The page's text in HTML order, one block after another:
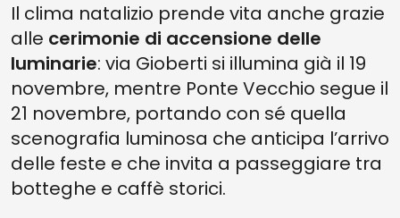
Il clima natalizio prende vita anche grazie
alle cerimonie di accensione delle
luminarie: via Gioberti si illumina già il 19
novembre, mentre Ponte Vecchio segue il
21 novembre, portando con sé quella
scenografia luminosa che anticipa l’arrivo
delle feste e che invita a passeggiare tra
botteghe e caffè storici.